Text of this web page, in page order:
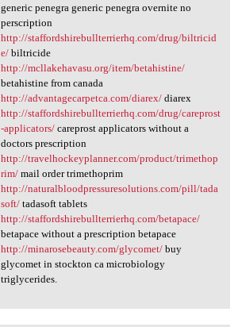
generic penegra generic penegra overnite no
perscription
http://staffordshirebullterrierhq.com/drug/biltricid
e/biltricide
http://mcllakehavasu.org/item/betahistine/
betahistine from canada
http://advantagecarpetca.com/diarex/diarex
http://staffordshirebullterrierhq.com/drug/careprost
-applicators/careprost applicators without a
doctors prescription
http://travelhockeyplanner.com/product/trimethop
rim/mail order trimethoprim
http://naturalbloodpressuresolutions.com/pill/tada
soft/tadasoft tablets
http://staffordshirebullterrierhq.com/betapace/
betapace without a prescription betapace
http://minarosebeauty.com/glycomet/buy
glycomet in stockton ca microbiology
triglycerides.